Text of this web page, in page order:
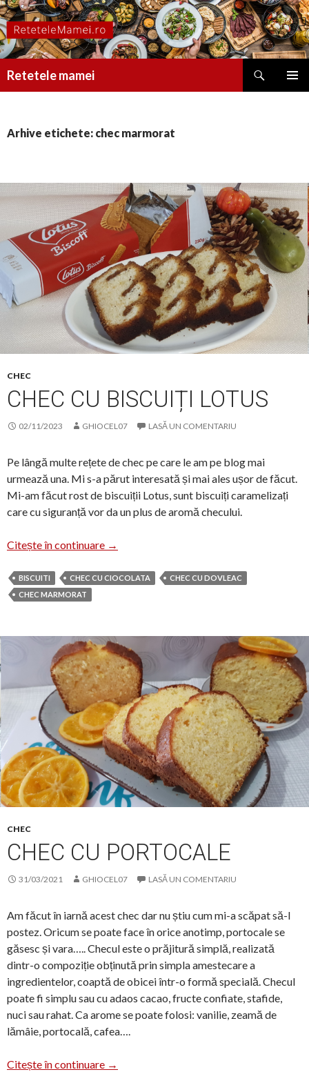
Retetele mamei
Arhive etichete: chec marmorat
CHEC
CHEC CU BISCUIȚI LOTUS
02/11/2023 GHIOCEL07 LASĂ UN COMENTARIU
Pe lângă multe rețete de chec pe care le am pe blog mai
urmează una. Mi s-a părut interesată și mai ales ușor de făcut.
Mi-am făcut rost de biscuiții Lotus, sunt biscuiți caramelizați
care cu siguranță vor da un plus de aromă checului.
Citește în continuare Chec cu biscuiți Lotus
→
BISCUITI CHEC CU CIOCOLATA
CHEC CU DOVLEAC
CHEC MARMORAT
CHEC
CHEC CU PORTOCALE
31/03/2021 GHIOCEL07 LASĂ UN COMENTARIU
Am făcut în iarnă acest chec dar nu știu cum mi-a scăpat să-l
postez. Oricum se poate face în orice anotimp, portocale se
găsesc și vara….. Checul este o prăjitură simplă, realizată
dintr-o compoziție obținută prin simpla amestecare a
ingredientelor, coaptă de obicei într-o formă specială. Checul
poate fi simplu sau cu adaos cacao, fructe confiate, stafide,
nuci sau rahat. Ca arome se poate folosi: vanilie, zeamă de
lămâie, portocală, cafea….
Citește în continuare Chec cu portocale
→